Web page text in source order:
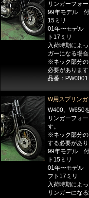
リンガーフォ
99年モデル 付
15ミリ
01年〜モデル
ト17ミリ
入荷時期によ
ガーになる場合
※ネック部分の
必要があります
品番：PW0001
W用スプリン
W400、W650
リンガーフォ
す。
※ネック部分
する必要があり
99年モデル 付
ト15ミリ
01年〜モデル
フト17ミリ
入荷時期によ
リンガーにな